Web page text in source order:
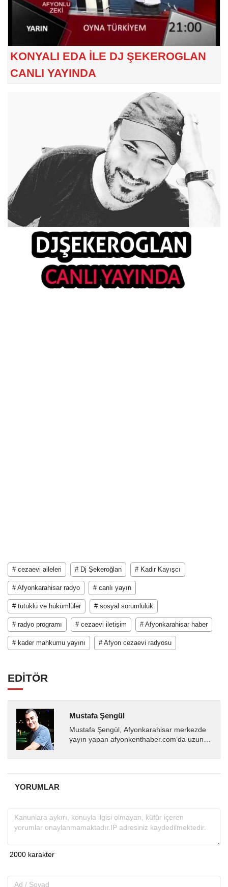
KONYALI EDA İLE DJ ŞEKEROGLAN
CANLI YAYINDA
# cezaevi aileleri # Dj Şekeroğlan # Kadir Kayışcı
# Afyonkarahisar radyo # canlı yayın
# tutuklu ve hükümlüler # sosyal sorumluluk
# radyo programı # cezaevi iletişim # Afyonkarahisar haber
# kader mahkumu yayını # Afyon cezaevi radyosu
EDİTÖR
Mustafa Şengül
Mustafa Şengül, Afyonkarahisar merkezde
yayın yapan afyonkenthaber.com’da uzun
almakta, haber akışı...
YORUMLAR